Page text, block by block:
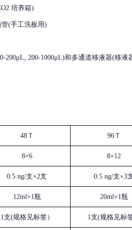
培养箱)
管(手工洗板用)
200μL, 200-1000μL)和多通道移液器(移液
48Ｔ 96Ｔ
8×6 8×12
0.5 ng/支×2支 0.5 ng/支×3
12ml×1瓶 20ml×1瓶
1支(规格见标签） 1支(规格见标签